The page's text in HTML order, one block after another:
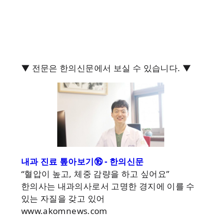
▼ 전문은 한의신문에서 보실 수 있습니다. ▼
내과 진료 톺아보기⑯ - 한의신문
“혈압이 높고, 체중 감량을 하고 싶어요”
한의사는 내과의사로서 고명한 경지에 이를 수
있는 자질을 갖고 있어
www.akomnews.com